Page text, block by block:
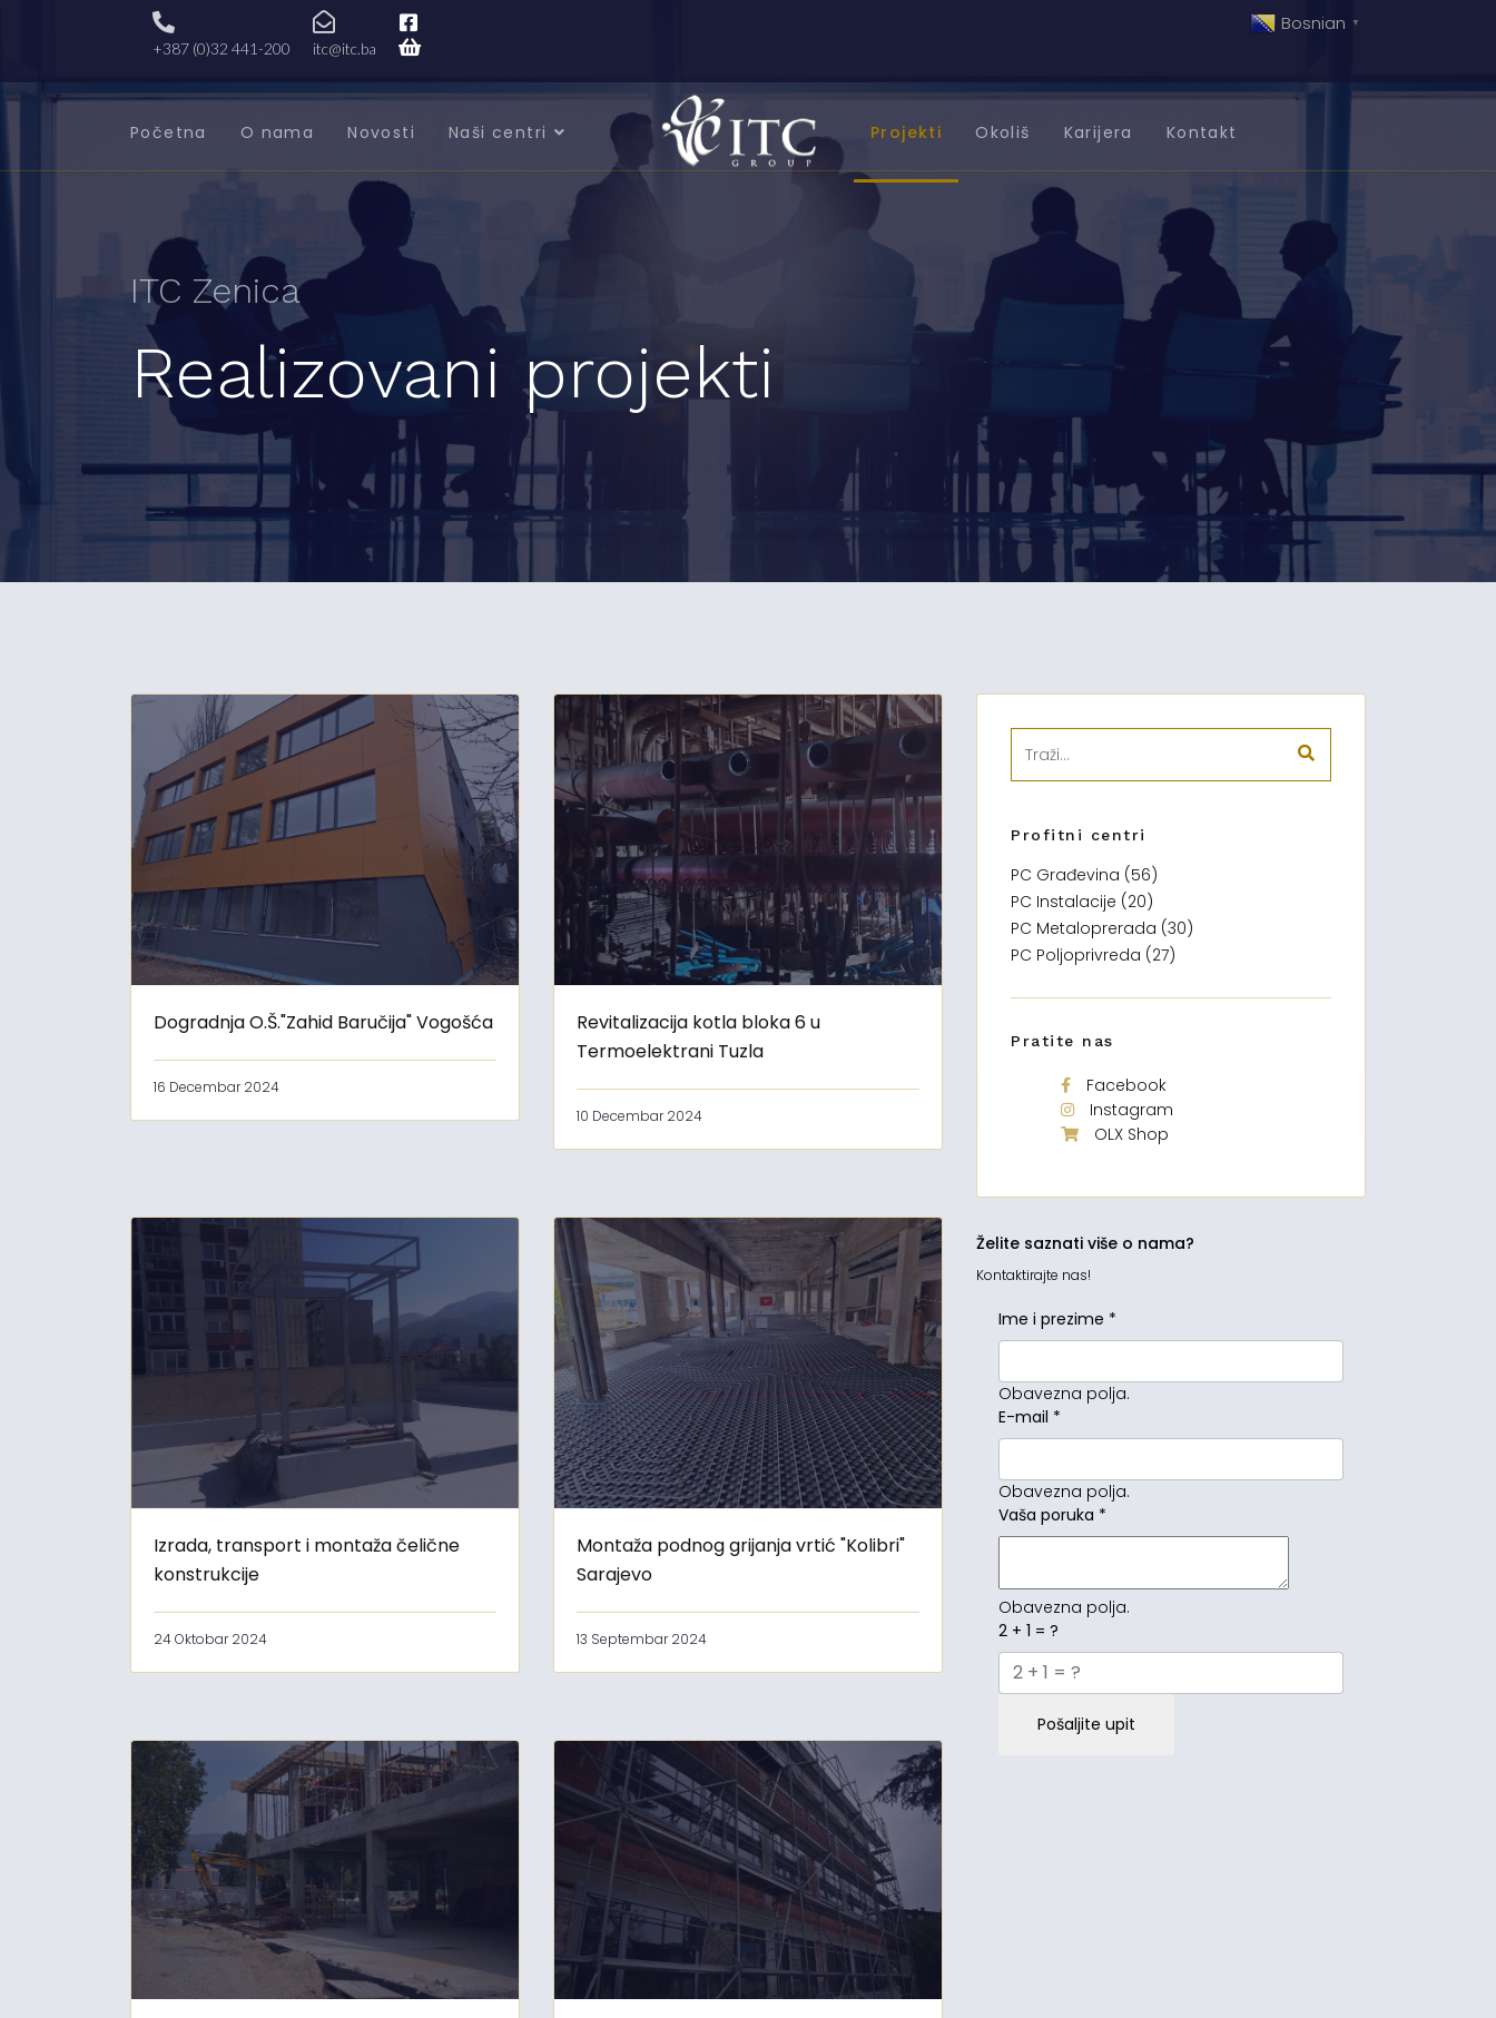
+387 (0)32 441-200 itc@itc.ba
Bosnian ▼
Početna O nama Novosti Naši centri Projekti Okoliš Karijera Kontakt
ITC Zenica
Realizovani projekti
Dogradnja O.Š."Zahid Baručija" Vogošća
16 Decembar 2024
Revitalizacija kotla bloka 6 u
Termoelektrani Tuzla
10 Decembar 2024
Izrada, transport i montaža čelične
konstrukcije
24 Oktobar 2024
Montaža podnog grijanja vrtić "Kolibri"
Sarajevo
13 Septembar 2024
Profitni centri
PC Građevina (56)
PC Instalacije (20)
PC Metaloprerada (30)
PC Poljoprivreda (27)
Pratite nas
Facebook
Instagram
OLX Shop
Želite saznati više o nama?
Kontaktirajte nas!
Ime i prezime *
Obavezna polja.
E-mail *
Obavezna polja.
Vaša poruka *
Obavezna polja.
2 + 1 = ?
Pošaljite upit